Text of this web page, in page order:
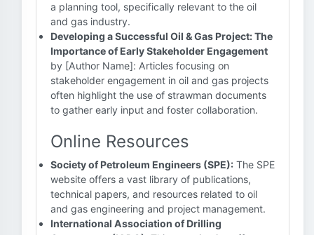
a planning tool, specifically relevant to the oil
and gas industry.
Developing a Successful Oil & Gas Project: The
Importance of Early Stakeholder Engagement
by [Author Name]: Articles focusing on
stakeholder engagement in oil and gas projects
often highlight the use of strawman documents
to gather early input and foster collaboration.
Online Resources
Society of Petroleum Engineers (SPE): The SPE
website offers a vast library of publications,
technical papers, and resources related to oil
and gas engineering and project management.
International Association of Drilling